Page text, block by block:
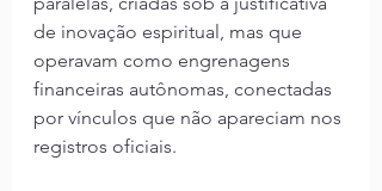
de inovação espiritual, mas que
operavam como engrenagens
financeiras autônomas, conectadas
por vínculos que não apareciam nos
registros oficiais.